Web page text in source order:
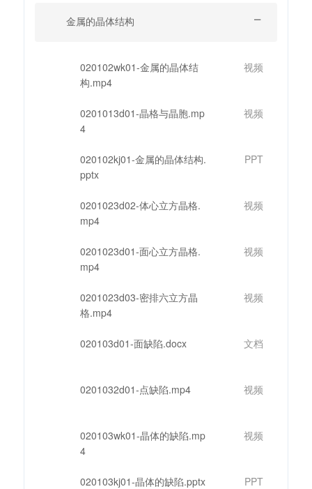
金属的晶体结构
020102wk01-金属的晶体结
构.mp4
视频
0201013d01-晶格与晶胞.mp
4
视频
020102kj01-金属的晶体结构.
pptx
PPT
0201023d02-体心立方晶格.
mp4
视频
0201023d01-面心立方晶格.
mp4
视频
0201023d03-密排六立方晶
格.mp4
视频
020103d01-面缺陷.docx 文档
0201032d01-点缺陷.mp4 视频
020103wk01-晶体的缺陷.mp
4
视频
020103kj01-晶体的缺陷.pptx PPT